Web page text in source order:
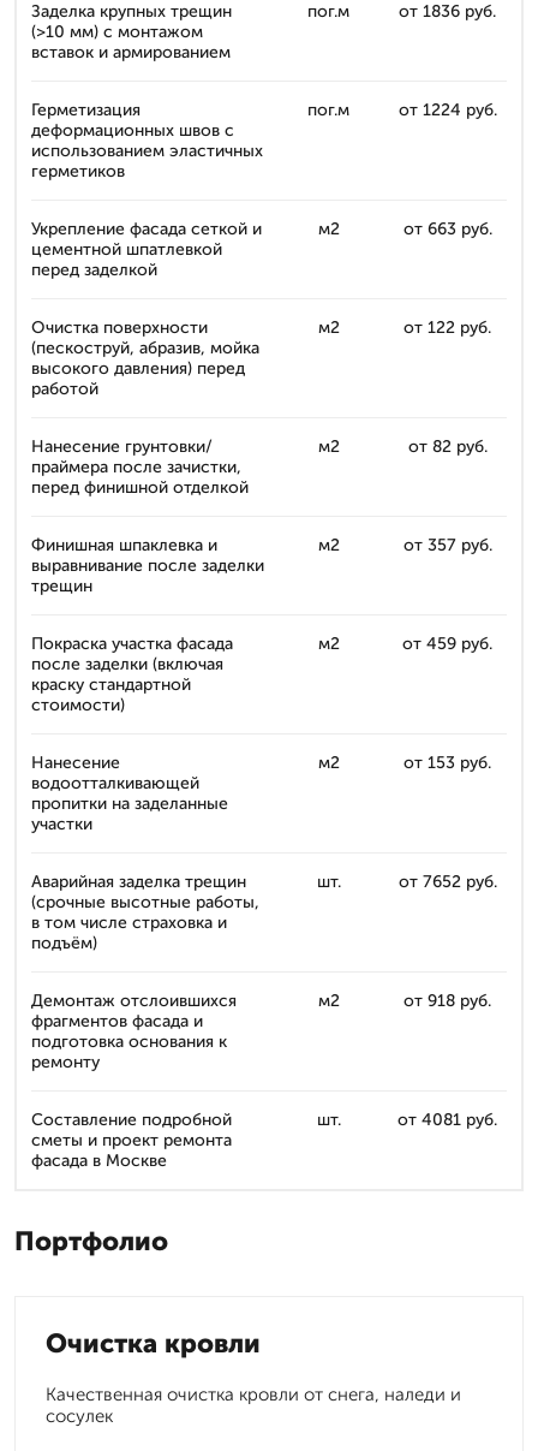
Заделка крупных трещин
(>10 мм) с монтажом
вставок и армированием
пог.м от 1836 руб.
Герметизация
деформационных швов с
использованием эластичных
герметиков
пог.м от 1224 руб.
Укрепление фасада сеткой и
цементной шпатлевкой
перед заделкой
м2 от 663 руб.
Очистка поверхности
(пескоструй, абразив, мойка
высокого давления) перед
работой
м2 от 122 руб.
Нанесение грунтовки/
праймера после зачистки,
перед финишной отделкой
м2 от 82 руб.
Финишная шпаклевка и
выравнивание после заделки
трещин
м2 от 357 руб.
Покраска участка фасада
после заделки (включая
краску стандартной
стоимости)
м2 от 459 руб.
Нанесение
водоотталкивающей
пропитки на заделанные
участки
м2 от 153 руб.
Аварийная заделка трещин
(срочные высотные работы,
в том числе страховка и
подъём)
шт. от 7652 руб.
Демонтаж отслоившихся
фрагментов фасада и
подготовка основания к
ремонту
м2 от 918 руб.
Составление подробной
сметы и проект ремонта
фасада в Москве
шт. от 4081 руб.
Портфолио
Очистка кровли
Качественная очистка кровли от снега, наледи и
сосулек